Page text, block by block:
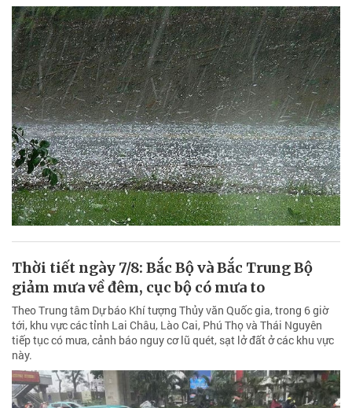
Thời tiết ngày 7/8: Bắc Bộ và Bắc Trung Bộ
giảm mưa về đêm, cục bộ có mưa to
Theo Trung tâm Dự báo Khí tượng Thủy văn Quốc gia, trong 6 giờ
tới, khu vực các tỉnh Lai Châu, Lào Cai, Phú Thọ và Thái Nguyên
tiếp tục có mưa, cảnh báo nguy cơ lũ quét, sạt lở đất ở các khu vực
này.